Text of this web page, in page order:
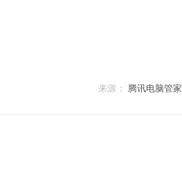
来源： 腾讯电脑管家